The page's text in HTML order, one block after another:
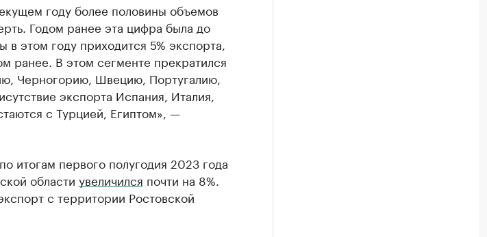
году более половины объемов
Годом ранее эта цифра была до
этом году приходится 5% экспорта,
ранее. В этом сегменте прекратился
Черногорию, Швецию, Португалию,
экспорта Испания, Италия,
с Турцией, Египтом», —
итогам первого полугодия 2023 года
области увеличился почти на 8%.
с территории Ростовской